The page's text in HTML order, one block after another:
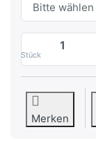
Stück
Merken